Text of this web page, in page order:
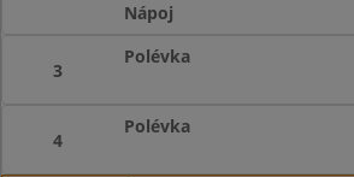
Nápoj
3
Polévka
4
Polévka